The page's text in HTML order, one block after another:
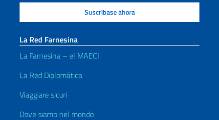
La Red Farnesina
La Farnesina – el MAECI
La Red Diplomática
Viaggiare sicuri
Dove siamo nel mondo